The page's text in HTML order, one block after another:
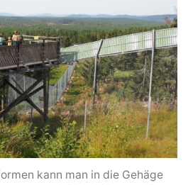
kann man in die Gehäge